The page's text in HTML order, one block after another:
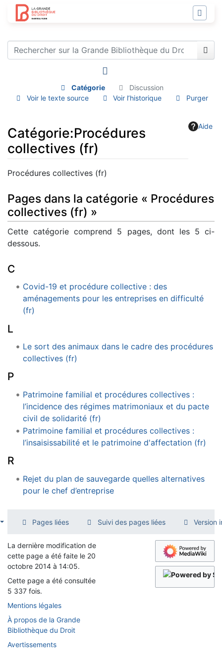
Catégorie
Discussion
Voir le texte source
Voir l’historique Purger
Aide
Catégorie:Procédures
collectives (fr)
Aller à :navigation,rechercher
Procédures collectives (fr)
Pages dans la catégorie « Procédures
collectives (fr) »
Cette catégorie comprend 5 pages, dont les 5 ci-
dessous.
C
Covid-19 et procédure collective : des
aménagements pour les entreprises en difficulté
(fr)
L
Le sort des animaux dans le cadre des procédures
collectives (fr)
P
Patrimoine familial et procédures collectives :
l’incidence des régimes matrimoniaux et du pacte
civil de solidarité (fr)
Patrimoine familial et procédures collectives :
l’insaisissabilité et le patrimoine d'affectation (fr)
R
Rejet du plan de sauvegarde quelles alternatives
pour le chef d’entreprise
Pages liées Suivi des pages liées Version
La dernière modification de
cette page a été faite le 20
octobre 2014 à 14:05.
Cette page a été consultée
5 337 fois.
Mentions légales
À propos de la Grande
Bibliothèque du Droit
Avertissements